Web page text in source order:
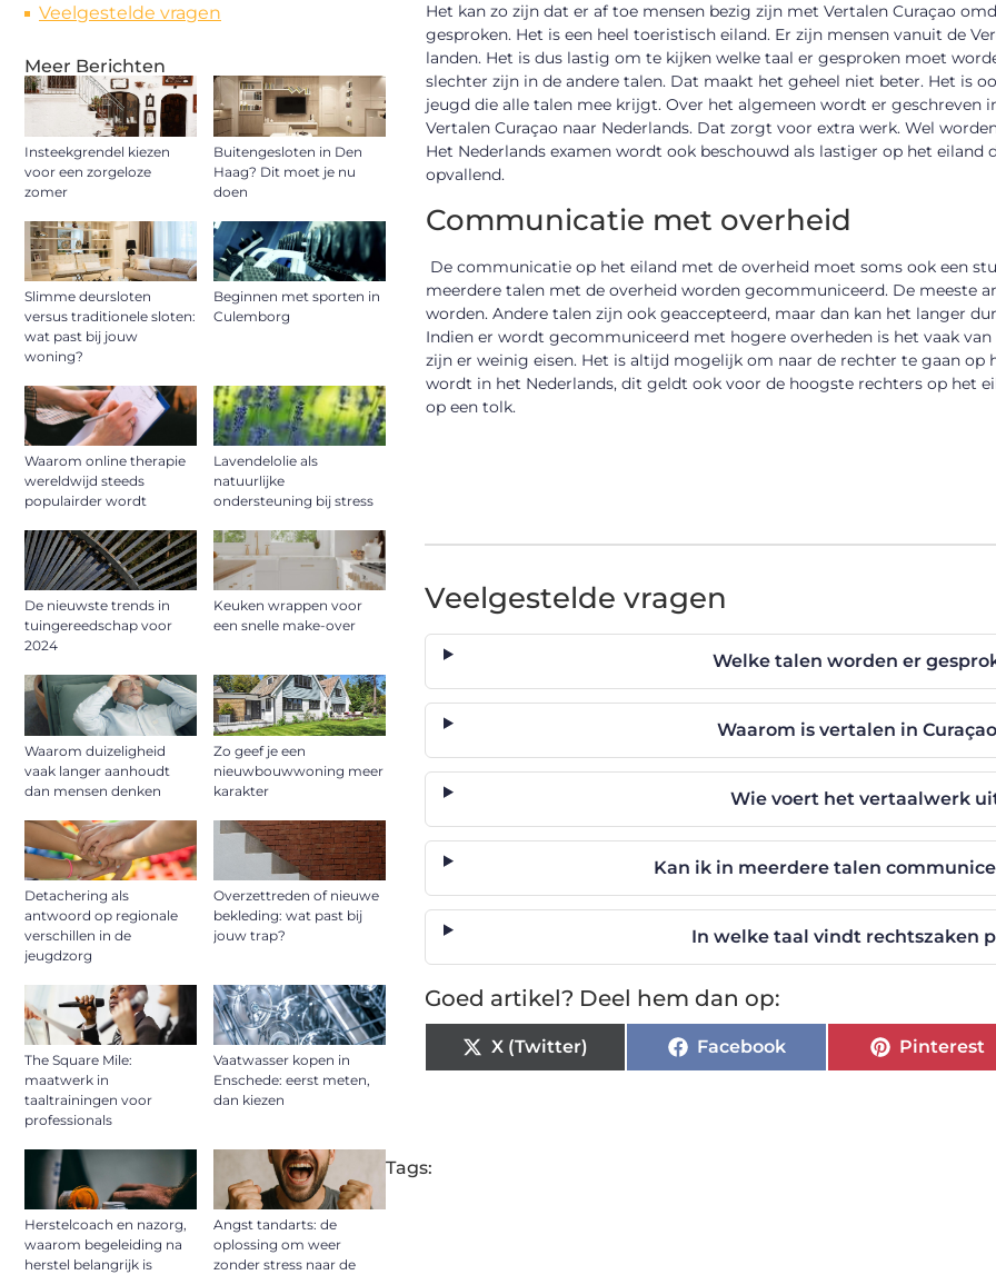
Veelgestelde vragen
Meer Berichten
Insteekgrendel kiezen
voor een zorgeloze
zomer
Buitengesloten in Den
Haag? Dit moet je nu
doen
Slimme deursloten
versus traditionele sloten:
wat past bij jouw
woning?
Beginnen met sporten in
Culemborg
Waarom online therapie
wereldwijd steeds
populairder wordt
Lavendelolie als
natuurlijke
ondersteuning bij stress
De nieuwste trends in
tuingereedschap voor
2024
Keuken wrappen voor
een snelle make-over
Waarom duizeligheid
vaak langer aanhoudt
dan mensen denken
Zo geef je een
nieuwbouwwoning meer
karakter
Detachering als
antwoord op regionale
verschillen in de
jeugdzorg
Overzettreden of nieuwe
bekleding: wat past bij
jouw trap?
The Square Mile:
maatwerk in
taaltrainingen voor
professionals
Vaatwasser kopen in
Enschede: eerst meten,
dan kiezen
Herstelcoach en nazorg,
waarom begeleiding na
herstel belangrijk is
Angst tandarts: de
oplossing om weer
zonder stress naar de
Het kan zo zijn dat er af toe mensen bezig zijn met Vertalen Curaçao
gesproken. Het is een heel toeristisch eiland. Er zijn mensen vanuit de
landen. Het is dus lastig om te kijken welke taal er gesproken moet
slechter zijn in de andere talen. Dat maakt het geheel niet beter. Het is
jeugd die alle talen mee krijgt. Over het algemeen wordt er geschreven
Vertalen Curaçao naar Nederlands. Dat zorgt voor extra werk. Wel
Het Nederlands examen wordt ook beschouwd als lastiger op het eiland
opvallend.
Communicatie met overheid
De communicatie op het eiland met de overheid moet soms ook een
meerdere talen met de overheid worden gecommuniceerd. De meeste
worden. Andere talen zijn ook geaccepteerd, maar dan kan het langer
Indien er wordt gecommuniceerd met hogere overheden is het vaak
zijn er weinig eisen. Het is altijd mogelijk om naar de rechter te gaan
wordt in het Nederlands, dit geldt ook voor de hoogste rechters op het
op een tolk.
Veelgestelde vragen
Welke talen worden er
Waarom is vertalen in
Wie voert het vertaalwerk
Kan ik in meerdere talen
In welke taal vindt rechtszaken
Goed artikel? Deel hem dan op:
X (Twitter) Facebook Pinterest
Tags: